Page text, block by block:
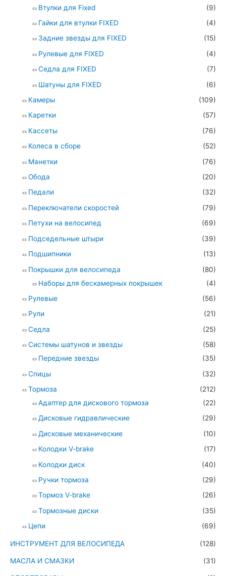
Втулки для Fixed
(9)
Гайки для втулки FIXED
(4)
Задние звезды для FIXED
(15)
Рулевые для FIXED
(4)
Седла для FIXED
(7)
Шатуны для FIXED
(6)
Камеры
(109)
Каретки
(57)
Кассеты
(76)
Колеса в сборе
(52)
Манетки
(76)
Обода
(20)
Педали
(32)
Переключатели скоростей
(79)
Петухи на велосипед
(69)
Подседельные штыри
(39)
Подшипники
(13)
Покрышки для велосипеда
(80)
Наборы для бескамерных покрышек
(4)
Рулевые
(56)
Рули
(21)
Седла
(25)
Системы шатунов и звезды
(58)
Передние звезды
(35)
Спицы
(32)
Тормоза
(212)
Адаптер для дискового тормоза
(22)
Дисковые гидравлические
(29)
Дисковые механические
(10)
Колодки V-brake
(17)
Колодки диск
(40)
Ручки тормоза
(29)
Тормоз V-brake
(26)
Тормозные диски
(35)
Цепи
(69)
ИНСТРУМЕНТ ДЛЯ ВЕЛОСИПЕДА (128)
МАСЛА И СМАЗКИ (31)